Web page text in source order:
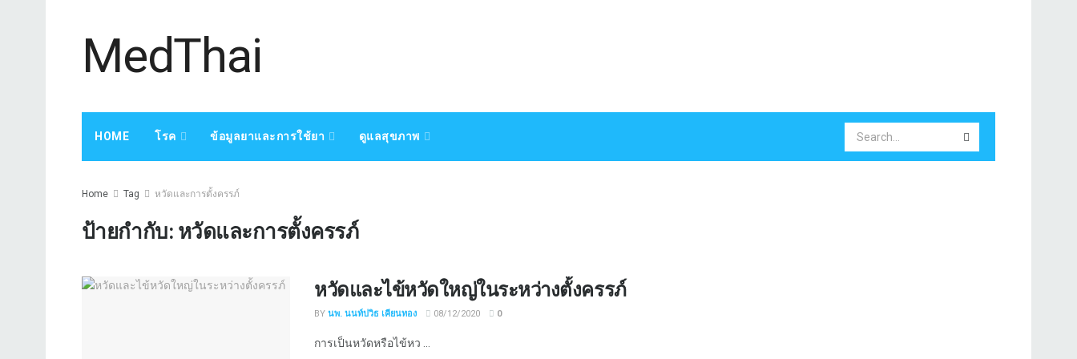
MedThai
HOME โรค ข้อมูลยาและการใช้ยา ดูแลสุขภาพ
Home Tag หวัดและการตั้งครรภ์
ป้ายกำกับ: หวัดและการตั้งครรภ์
หวัดและไข้หวัดใหญ่ในระหว่างตั้งครรภ์
BY นพ. นนท์ปวิธ เคียนทอง 08/12/2020 0
การเป็นหวัดหรือไข้หว ...